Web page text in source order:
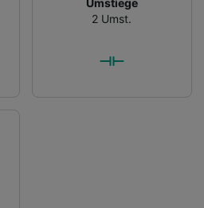
Umstiege
2 Umst.